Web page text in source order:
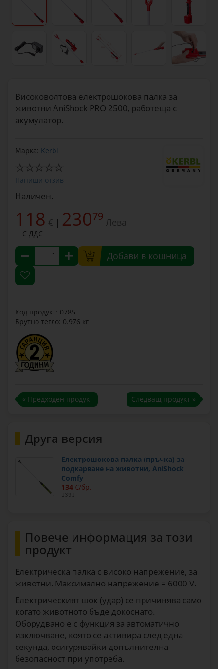
Високоволтова електрошокова палка за
животни AniShock PRO 2500, работеща с
акумулатор.
Марка: Kerbl
Напиши отзив
Наличен.
118 € | 23079 Лева
С ДДС
Добави в кошница
Код продукт: 0785
Брутно тегло: 0.976 кг
« Предходен продукт Следващ продукт »
Друга версия
Електрошокова палка (пръчка) за
подкарване на животни, AniShock
Comfy
134 €/бр.
1391
Повече информация за този
продукт
Електрическа палка с високо напрежение, за
животни. Максимално напрежение = 6000 V.
Електрическият шок (удар) се причинява само
когато животното бъде докоснато.
Оборудвано е с функция за автоматично
изключване, която се активира след една
секунда, осигурявайки допълнителна
безопасност при употреба.